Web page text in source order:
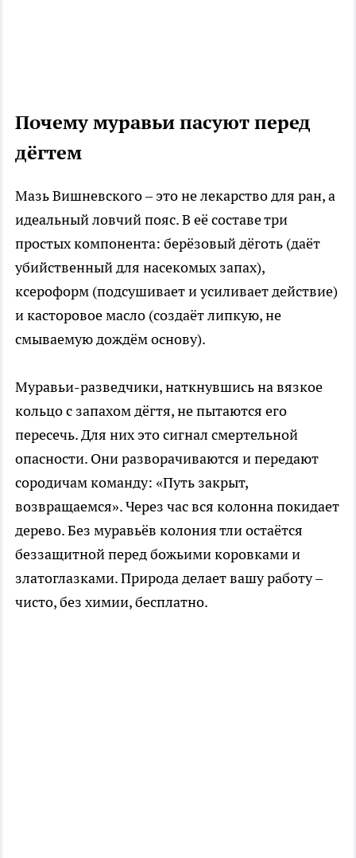
Почему муравьи пасуют перед
дёгтем
Мазь Вишневского – это не лекарство для ран, а
идеальный ловчий пояс. В её составе три
простых компонента: берёзовый дёготь (даёт
убийственный для насекомых запах),
ксероформ (подсушивает и усиливает действие)
и касторовое масло (создаёт липкую, не
смываемую дождём основу).
Муравьи-разведчики, наткнувшись на вязкое
кольцо с запахом дёгтя, не пытаются его
пересечь. Для них это сигнал смертельной
опасности. Они разворачиваются и передают
сородичам команду: «Путь закрыт,
возвращаемся». Через час вся колонна покидает
дерево. Без муравьёв колония тли остаётся
беззащитной перед божьими коровками и
златоглазками. Природа делает вашу работу –
чисто, без химии, бесплатно.